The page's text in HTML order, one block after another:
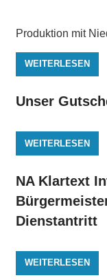
Produktion mit
WEITERLESEN
Unser
WEITERLESEN
NA Klartext
Dienstantritt
WEITERLESEN